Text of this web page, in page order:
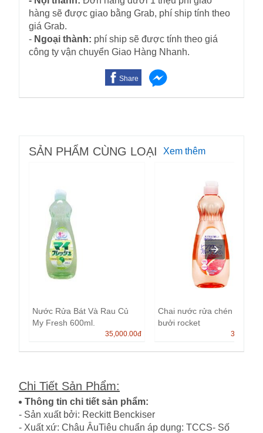
hàng sẽ được giao bằng Grab, phí ship tính theo
giá Grab.
- Ngoại thành: phí ship sẽ được tính theo giá
công ty vận chuyển Giao Hàng Nhanh.
Share
SẢN PHẨM CÙNG LOẠI Xem thêm
Nước Rửa Bát Và Rau Củ
My Fresh 600ml.
35,000.00đ
Chai nước rửa chén hương
bưởi rocket
35,000.00
Chi Tiết Sản Phẩm:
Thông tin chi tiết sản phẩm:
- Sản xuất bởi: Reckitt Benckiser
- Xuất xứ: Châu ÂuTiêu chuẩn áp dụng: TCCS- Số